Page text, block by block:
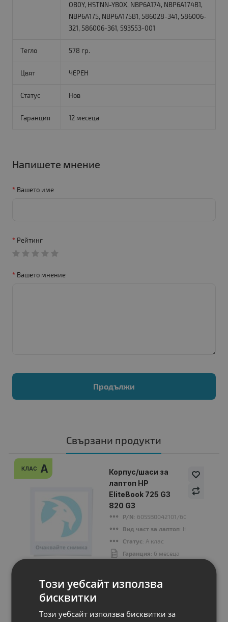
OB0Y, HSTNN-YB0X, NBP6A174, NBP6A174B1,
NBP6A175, NBP6A175B1, 586028-341, 586006-
321, 586006-361, 593553-001
Тегло 578 гр.
Цвят ЧЕРЕН
Статус Нов
Гаранция 12 месеца
Напишете мнение
Вашето име
Рейтинг
Вашето мнение
Продължи
Свързани продукти
КЛАС A
Корпус/шаси за
лаптоп HP
EliteBook 725 G3
820 G3
P/N: 6055B0042101/
Вид част за лаптоп: Hinges
Статус: А клас
Гаранция: 6 месеца
Цена:
Този уебсайт използва
бисквитки
Този уебсайт използва бисквитки за